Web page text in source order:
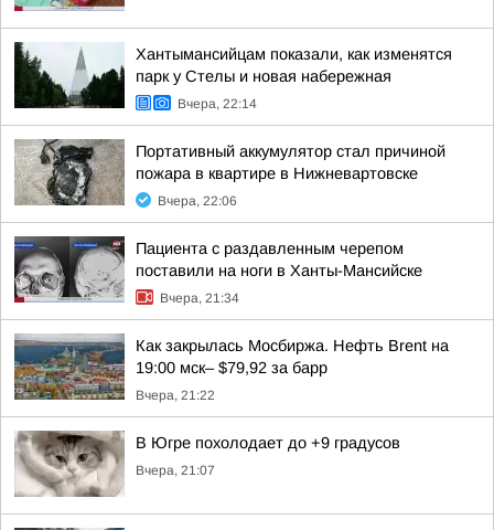
Хантымансийцам показали, как изменятся
парк у Стелы и новая набережная
Вчера, 22:14
Портативный аккумулятор стал причиной
пожара в квартире в Нижневартовске
Вчера, 22:06
Пациента с раздавленным черепом
поставили на ноги в Ханты-Мансийске
Вчера, 21:34
Как закрылась Мосбиржа. Нефть Brent на
19:00 мск– $79,92 за барр
Вчера, 21:22
В Югре похолодает до +9 градусов
Вчера, 21:07